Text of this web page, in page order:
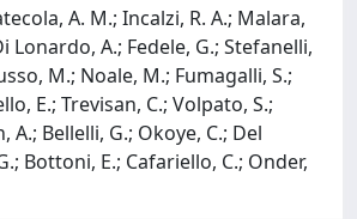
A. M.; Incalzi, R. A.; Malara,
Lonardo, A.; Fedele, G.; Stefanelli,
M.; Noale, M.; Fumagalli, S.;
E.; Trevisan, C.; Volpato, S.;
A.; Bellelli, G.; Okoye, C.; Del
Bottoni, E.; Cafariello, C.; Onder,